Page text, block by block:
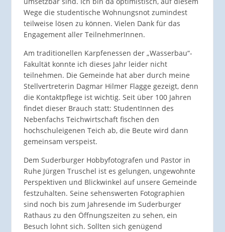
Wege die studentische Wohnungsnot zumindest
teilweise lösen zu können. Vielen Dank für das
Engagement aller TeilnehmerInnen.
Am traditionellen Karpfenessen der „Wasserbau“-
Fakultät konnte ich dieses Jahr leider nicht
teilnehmen. Die Gemeinde hat aber durch meine
Stellvertreterin Dagmar Hilmer Flagge gezeigt, denn
die Kontaktpflege ist wichtig. Seit über 100 Jahren
findet dieser Brauch statt: StudentInnen des
Nebenfachs Teichwirtschaft fischen den
hochschuleigenen Teich ab, die Beute wird dann
gemeinsam verspeist.
Dem Suderburger Hobbyfotografen und Pastor in
Ruhe Jürgen Truschel ist es gelungen, ungewohnte
Perspektiven und Blickwinkel auf unsere Gemeinde
festzuhalten. Seine sehenswerten Fotographien
sind noch bis zum Jahresende im Suderburger
Rathaus zu den Öffnungszeiten zu sehen, ein
Besuch lohnt sich. Sollten sich genügend